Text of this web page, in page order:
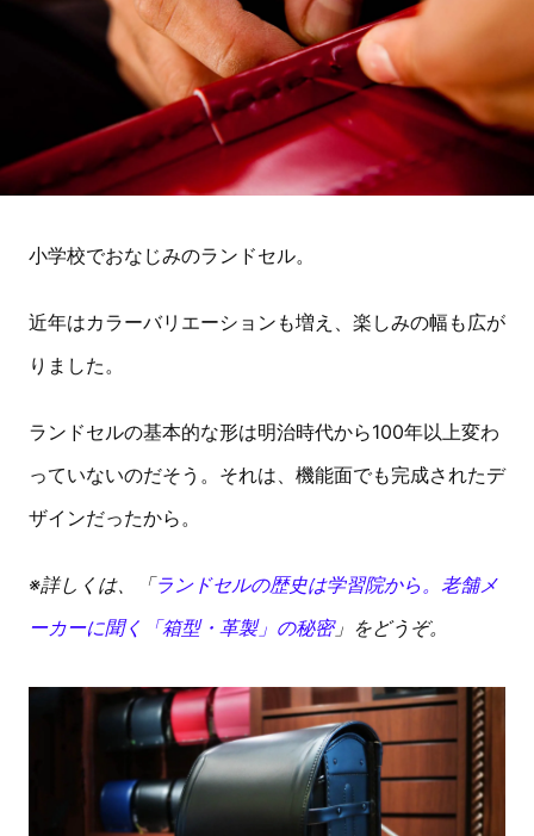
小学校でおなじみのランドセル。
近年はカラーバリエーションも増え、楽しみの幅も広が
りました。
ランドセルの基本的な形は明治時代から100年以上変わ
っていないのだそう。それは、機能面でも完成されたデ
ザインだったから。
※詳しくは、「ランドセルの歴史は学習院から。老舗メ
ーカーに聞く「箱型・革製」の秘密」をどうぞ。